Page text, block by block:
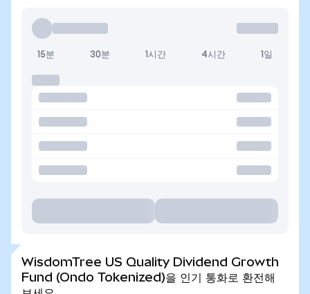
15분 30분 1시간 4시간 1일
WisdomTree US Quality Dividend Growth
Fund (Ondo Tokenized)을 인기 통화로 환전해